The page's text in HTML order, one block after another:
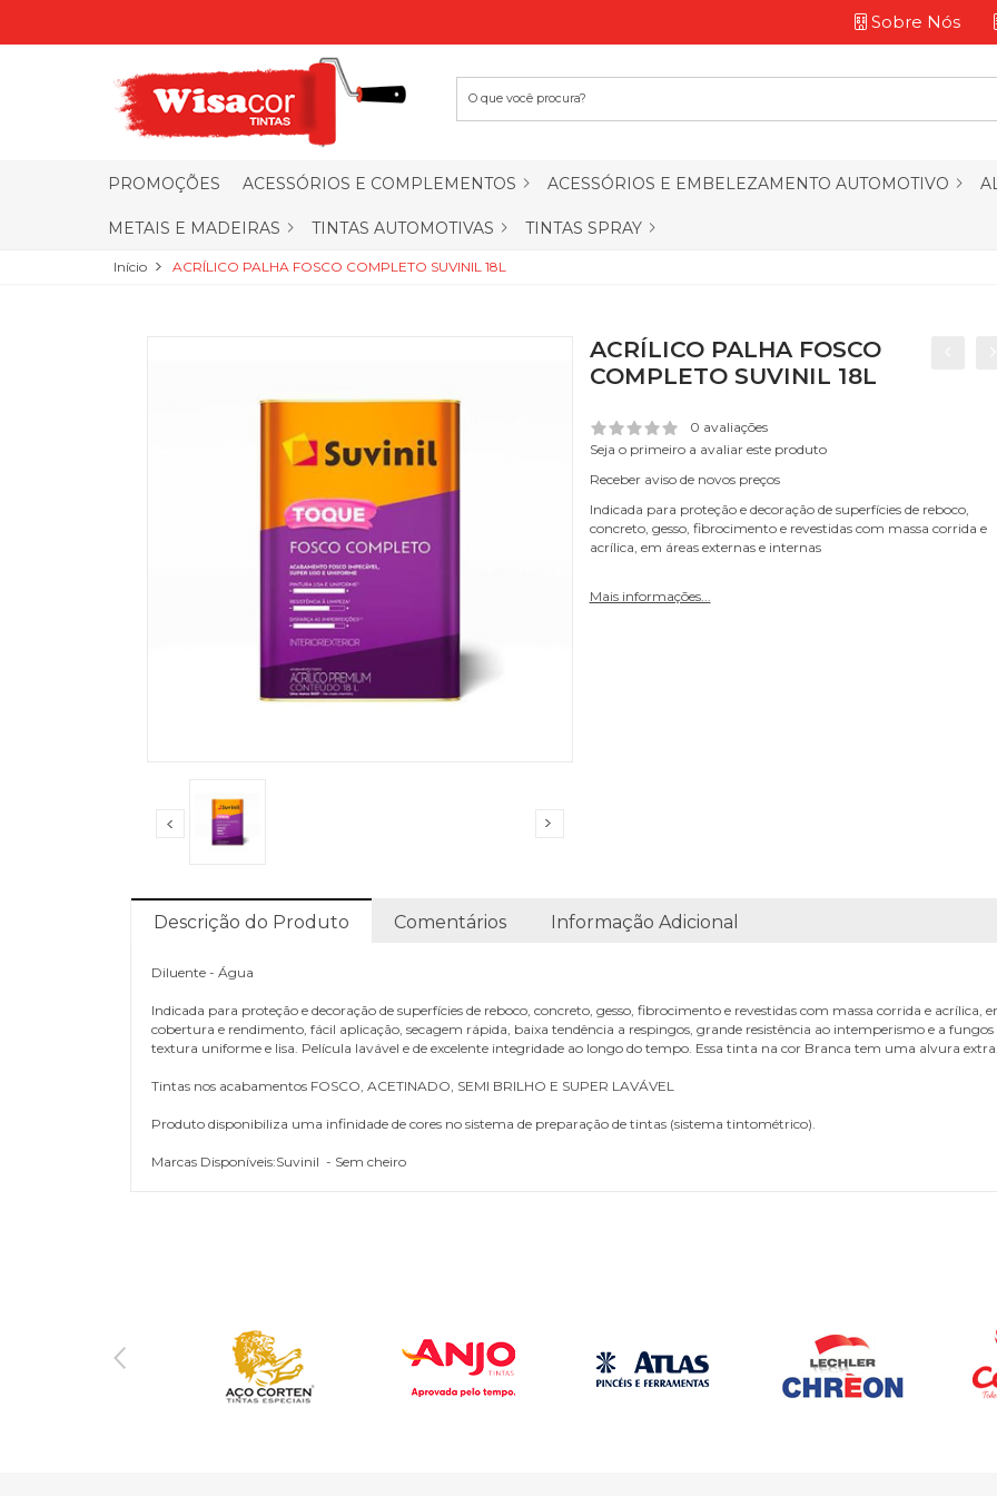
Sobre Nós
PROMOÇÕES ACESSÓRIOS E COMPLEMENTOS ACESSÓRIOS E EMBELEZAMENTO AUTOMOTIVO
METAIS E MADEIRAS TINTAS AUTOMOTIVAS TINTAS SPRAY
Início ACRÍLICO PALHA FOSCO COMPLETO SUVINIL 18L
ACRÍLICO PALHA FOSCO
COMPLETO SUVINIL 18L
0 avaliações
Seja o primeiro a avaliar este produto
Receber aviso de novos preços
Indicada para proteção e decoração de superfícies de reboco,
concreto, gesso, fibrocimento e revestidas com massa corrida e
acrílica, em áreas externas e internas
Mais informações...
Descrição do Produto Comentários Informação Adicional
Diluente - Água
Indicada para proteção e decoração de superfícies de reboco, concreto, gesso, fibrocimento e revestidas com massa corrida e acrílica,
cobertura e rendimento, fácil aplicação, secagem rápida, baixa tendência a respingos, grande resistência ao intemperismo e a
textura uniforme e lisa. Película lavável e de excelente integridade ao longo do tempo. Essa tinta na cor Branca tem uma alvura extra.
Tintas nos acabamentos FOSCO, ACETINADO, SEMI BRILHO E SUPER LAVÁVEL
Produto disponibiliza uma infinidade de cores no sistema de preparação de tintas (sistema tintométrico).
Marcas Disponíveis:Suvinil - Sem cheiro